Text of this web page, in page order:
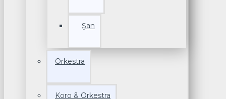
Şan
Orkestra
Koro & Orkestra